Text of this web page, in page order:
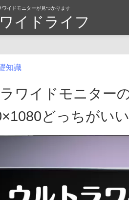
ワイドモニターが見つかります
イドライフ
知識
ワイドモニター
どっちがい